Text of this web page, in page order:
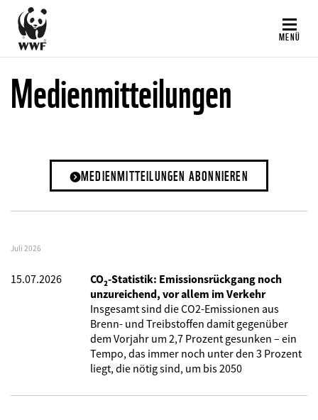
Direkt
zum
Inhalt
MENÜ
Medienmitteilungen
MEDIENMITTEILUNGEN ABONNIEREN
Juli 2026
15.07.2026
CO₂-Statistik: Emissionsrückgang noch
unzureichend, vor allem im Verkehr
Insgesamt sind die CO2-Emissionen aus
Brenn- und Treibstoffen damit gegenüber
dem Vorjahr um 2,7 Prozent gesunken – ein
Tempo, das immer noch unter den 3 Prozent
liegt, die nötig sind, um bis 2050